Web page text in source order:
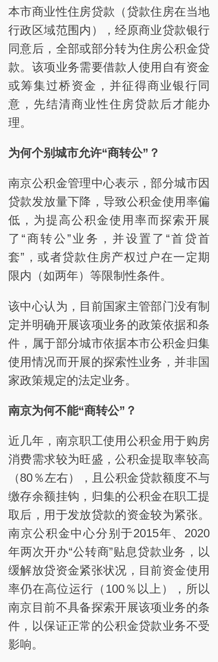
本市商业性住房贷款（贷款住房在当地
行政区域范围内），经原商业贷款银行
同意后，全部或部分转为住房公积金贷
款。该项业务需要借款人使用自有资金
或筹集过桥资金，并征得商业银行同
意，先结清商业性住房贷款后才能办
理。
为何个别城市允许“商转公”？
南京公积金管理中心表示，部分城市因
贷款发放量下降，导致公积金使用率偏
低，为提高公积金使用率而探索开展
了“商转公”业务，并设置了“首贷首
套”，或者贷款住房产权过户在一定期
限内（如两年）等限制性条件。
该中心认为，目前国家主管部门没有制
定并明确开展该项业务的政策依据和条
件，属于部分城市依据本市公积金归集
使用情况而开展的探索性业务，并非国
家政策规定的法定业务。
南京为何不能“商转公”？
近几年，南京职工使用公积金用于购房
消费需求较为旺盛，公积金提取率较高
（80％左右），且公积金贷款额度不与
缴存余额挂钩，归集的公积金在职工提
取后，用于发放贷款的资金较为紧张。
南京公积金中心分别于2015年、2020
年两次开办“公转商”贴息贷款业务，以
缓解放贷资金紧张状况，目前资金使用
率仍在高位运行（100％以上），所以
南京目前不具备探索开展该项业务的条
件，以保证正常的公积金贷款业务不受
影响。